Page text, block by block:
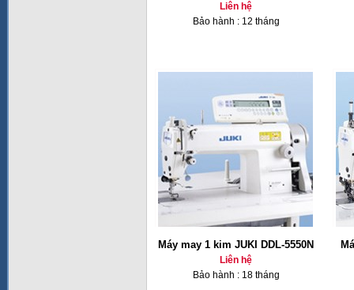
Liên hệ
Bảo hành : 12 tháng
Máy may 1 kim JUKI DDL-5550N
Liên hệ
Bảo hành : 18 tháng